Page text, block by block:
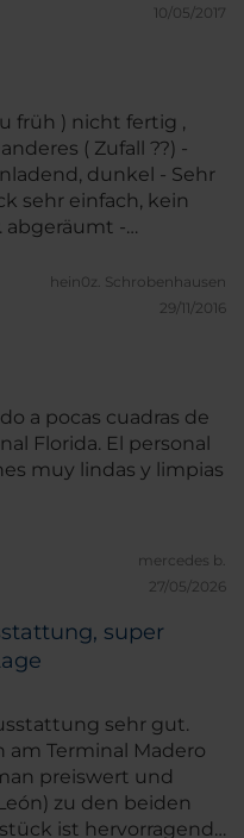
super
sehr gut.
am Terminal Madero
preiswert und
zu den beiden
ist hervorragend.
10/05/2017
früh ) nicht fertig ,
( Zufall ??) -
dunkel - Sehr
sehr einfach, kein
abgeräumt -
hein0z. Schrobenhausen
29/11/2016
a pocas cuadras de
Florida. El personal
muy lindas y limpias
mercedes b.
27/05/2026